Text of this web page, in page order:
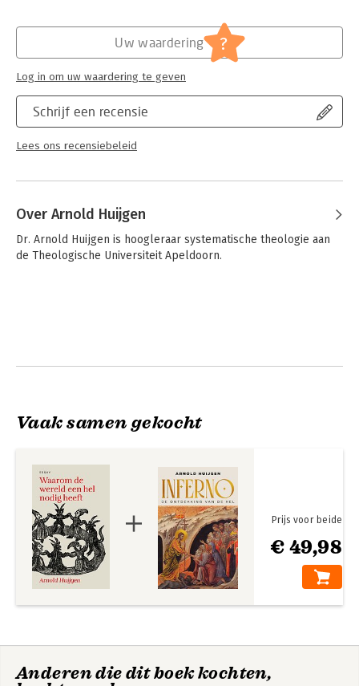
Schrijf een recensie
Lees ons recensiebeleid
Uw waardering ?
Log in om uw waardering te geven
Over Arnold Huijgen
Dr. Arnold Huijgen is hoogleraar systematische theologie aan
de Theologische Universiteit Apeldoorn.
Vaak samen gekocht
€ 49,98
Prijs voor beide
Anderen die dit boek kochten,